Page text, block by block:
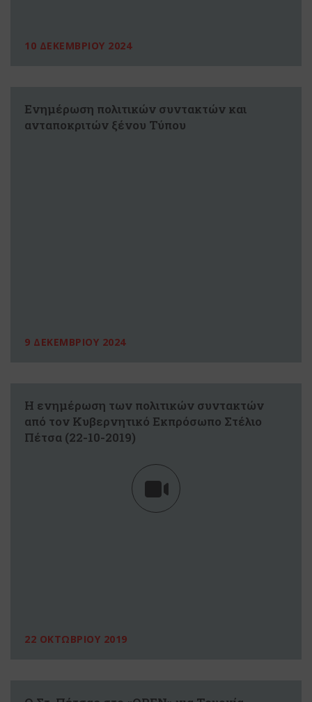
10 ΔΕΚΕΜΒΡΙΟΥ 2024
Ενημέρωση πολιτικών συντακτών και
ανταποκριτών ξένου Τύπου
9 ΔΕΚΕΜΒΡΙΟΥ 2024
Η ενημέρωση των πολιτικών συντακτών
από τον Κυβερνητικό Εκπρόσωπο Στέλιο
Πέτσα (22-10-2019)
22 ΟΚΤΩΒΡΙΟΥ 2019